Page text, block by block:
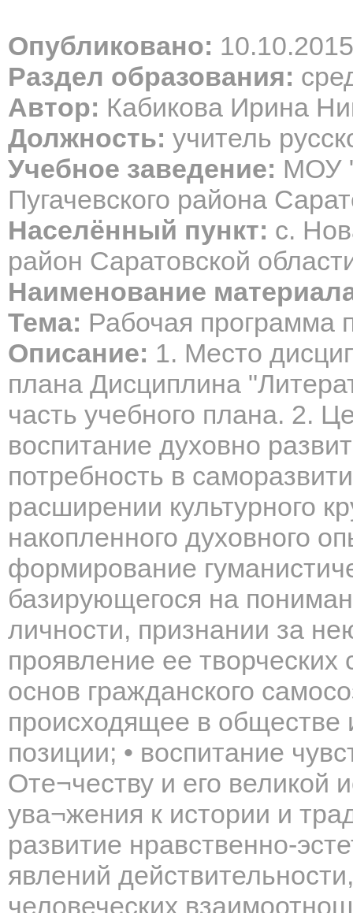
Опубликовано: 10.10.2015
Раздел образования:
Автор: Кабикова Ирина
Должность: учитель
Учебное заведение: МОУ
Пугачевского района
Населённый пункт: с.
район Саратовской
Наименование
Тема: Рабочая программа
Описание: 1. Место
плана Дисциплина
часть учебного плана. 2.
воспитание духовно
потребность в
расширении культурного
накопленного духовного
формирование
базирующегося на
личности, признании за
проявление ее
основ гражданского
происходящее в обществе
позиции; • воспитание
Оте¬честву и его великой
ува¬жения к истории и
развитие нравственно-
явлений
человеческих